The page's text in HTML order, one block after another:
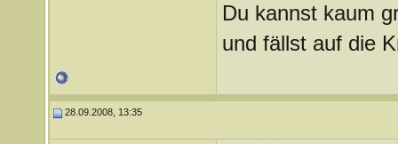
Du kannst kaum
und fällst auf die
28.09.2008, 13:35